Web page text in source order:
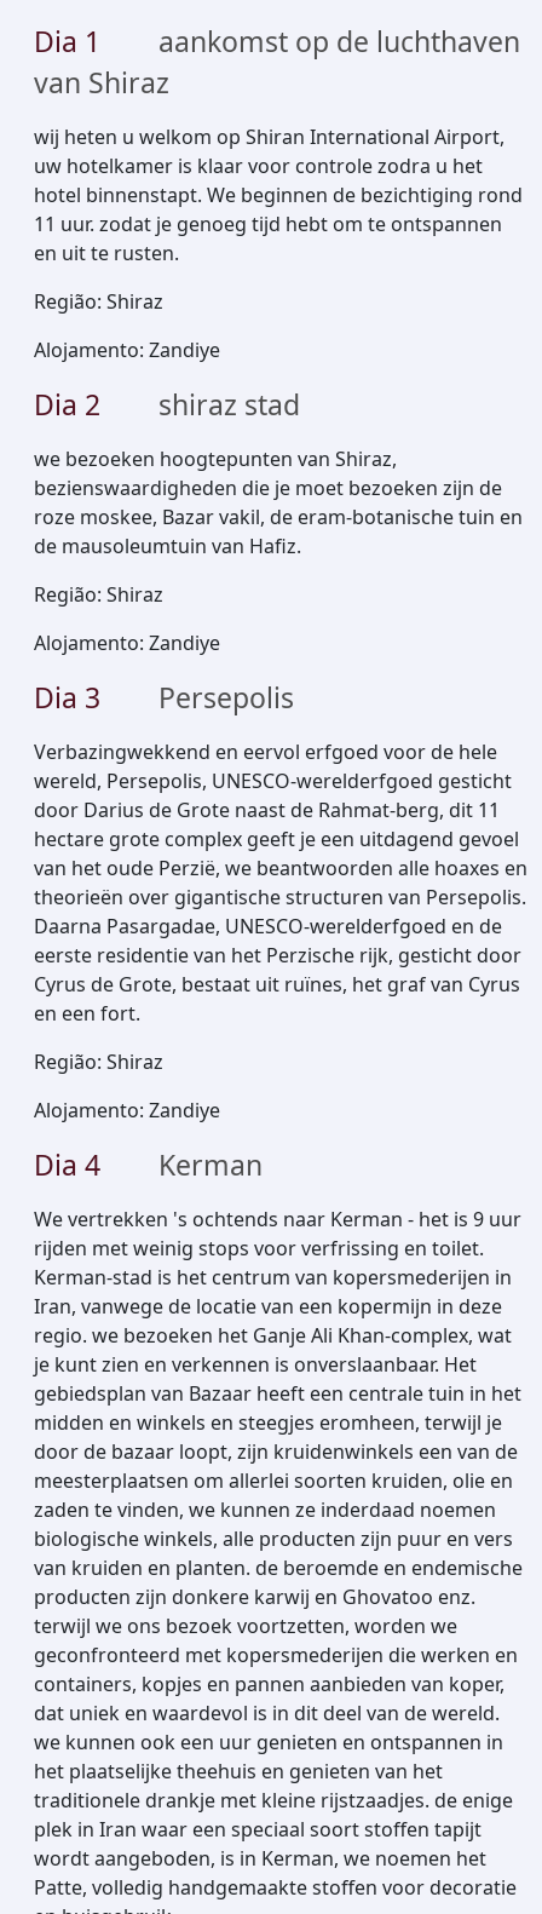
Dia 1
aankomst op de luchthaven
van Shiraz
wij heten u welkom op Shiran International Airport,
uw hotelkamer is klaar voor controle zodra u het
hotel binnenstapt. We beginnen de bezichtiging rond
11 uur. zodat je genoeg tijd hebt om te ontspannen
en uit te rusten.
Região: Shiraz
Alojamento: Zandiye
Dia 2 shiraz stad
we bezoeken hoogtepunten van Shiraz,
bezienswaardigheden die je moet bezoeken zijn de
roze moskee, Bazar vakil, de eram-botanische tuin en
de mausoleumtuin van Hafiz.
Região: Shiraz
Alojamento: Zandiye
Dia 3 Persepolis
Verbazingwekkend en eervol erfgoed voor de hele
wereld, Persepolis, UNESCO-werelderfgoed gesticht
door Darius de Grote naast de Rahmat-berg, dit 11
hectare grote complex geeft je een uitdagend gevoel
van het oude Perzië, we beantwoorden alle hoaxes en
theorieën over gigantische structuren van Persepolis.
Daarna Pasargadae, UNESCO-werelderfgoed en de
eerste residentie van het Perzische rijk, gesticht door
Cyrus de Grote, bestaat uit ruïnes, het graf van Cyrus
en een fort.
Região: Shiraz
Alojamento: Zandiye
Dia 4 Kerman
We vertrekken 's ochtends naar Kerman - het is 9 uur
rijden met weinig stops voor verfrissing en toilet.
Kerman-stad is het centrum van kopersmederijen in
Iran, vanwege de locatie van een kopermijn in deze
regio. we bezoeken het Ganje Ali Khan-complex, wat
je kunt zien en verkennen is onverslaanbaar. Het
gebiedsplan van Bazaar heeft een centrale tuin in het
midden en winkels en steegjes eromheen, terwijl je
door de bazaar loopt, zijn kruidenwinkels een van de
meesterplaatsen om allerlei soorten kruiden, olie en
zaden te vinden, we kunnen ze inderdaad noemen
biologische winkels, alle producten zijn puur en vers
van kruiden en planten. de beroemde en endemische
producten zijn donkere karwij en Ghovatoo enz.
terwijl we ons bezoek voortzetten, worden we
geconfronteerd met kopersmederijen die werken en
containers, kopjes en pannen aanbieden van koper,
dat uniek en waardevol is in dit deel van de wereld.
we kunnen ook een uur genieten en ontspannen in
het plaatselijke theehuis en genieten van het
traditionele drankje met kleine rijstzaadjes. de enige
plek in Iran waar een speciaal soort stoffen tapijt
wordt aangeboden, is in Kerman, we noemen het
Patte, volledig handgemaakte stoffen voor decoratie